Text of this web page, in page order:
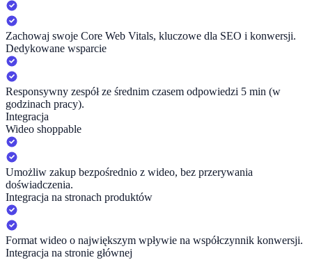
Zachowaj swoje Core Web Vitals, kluczowe dla SEO i konwersji.
Dedykowane wsparcie
Responsywny zespół ze średnim czasem odpowiedzi 5 min (w
godzinach pracy).
Integracja
Wideo shoppable
Umożliw zakup bezpośrednio z wideo, bez przerywania
doświadczenia.
Integracja na stronach produktów
Format wideo o największym wpływie na współczynnik konwersji.
Integracja na stronie głównej